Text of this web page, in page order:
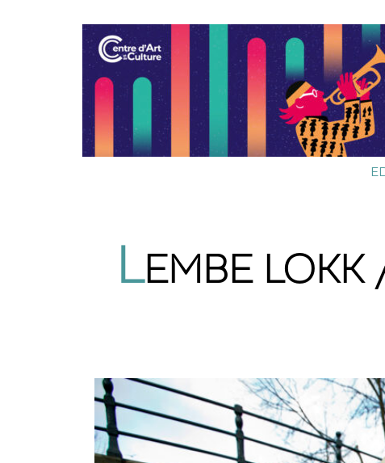
LEMBE LOKK